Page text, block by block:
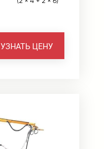
УЗНАТЬ ЦЕНУ